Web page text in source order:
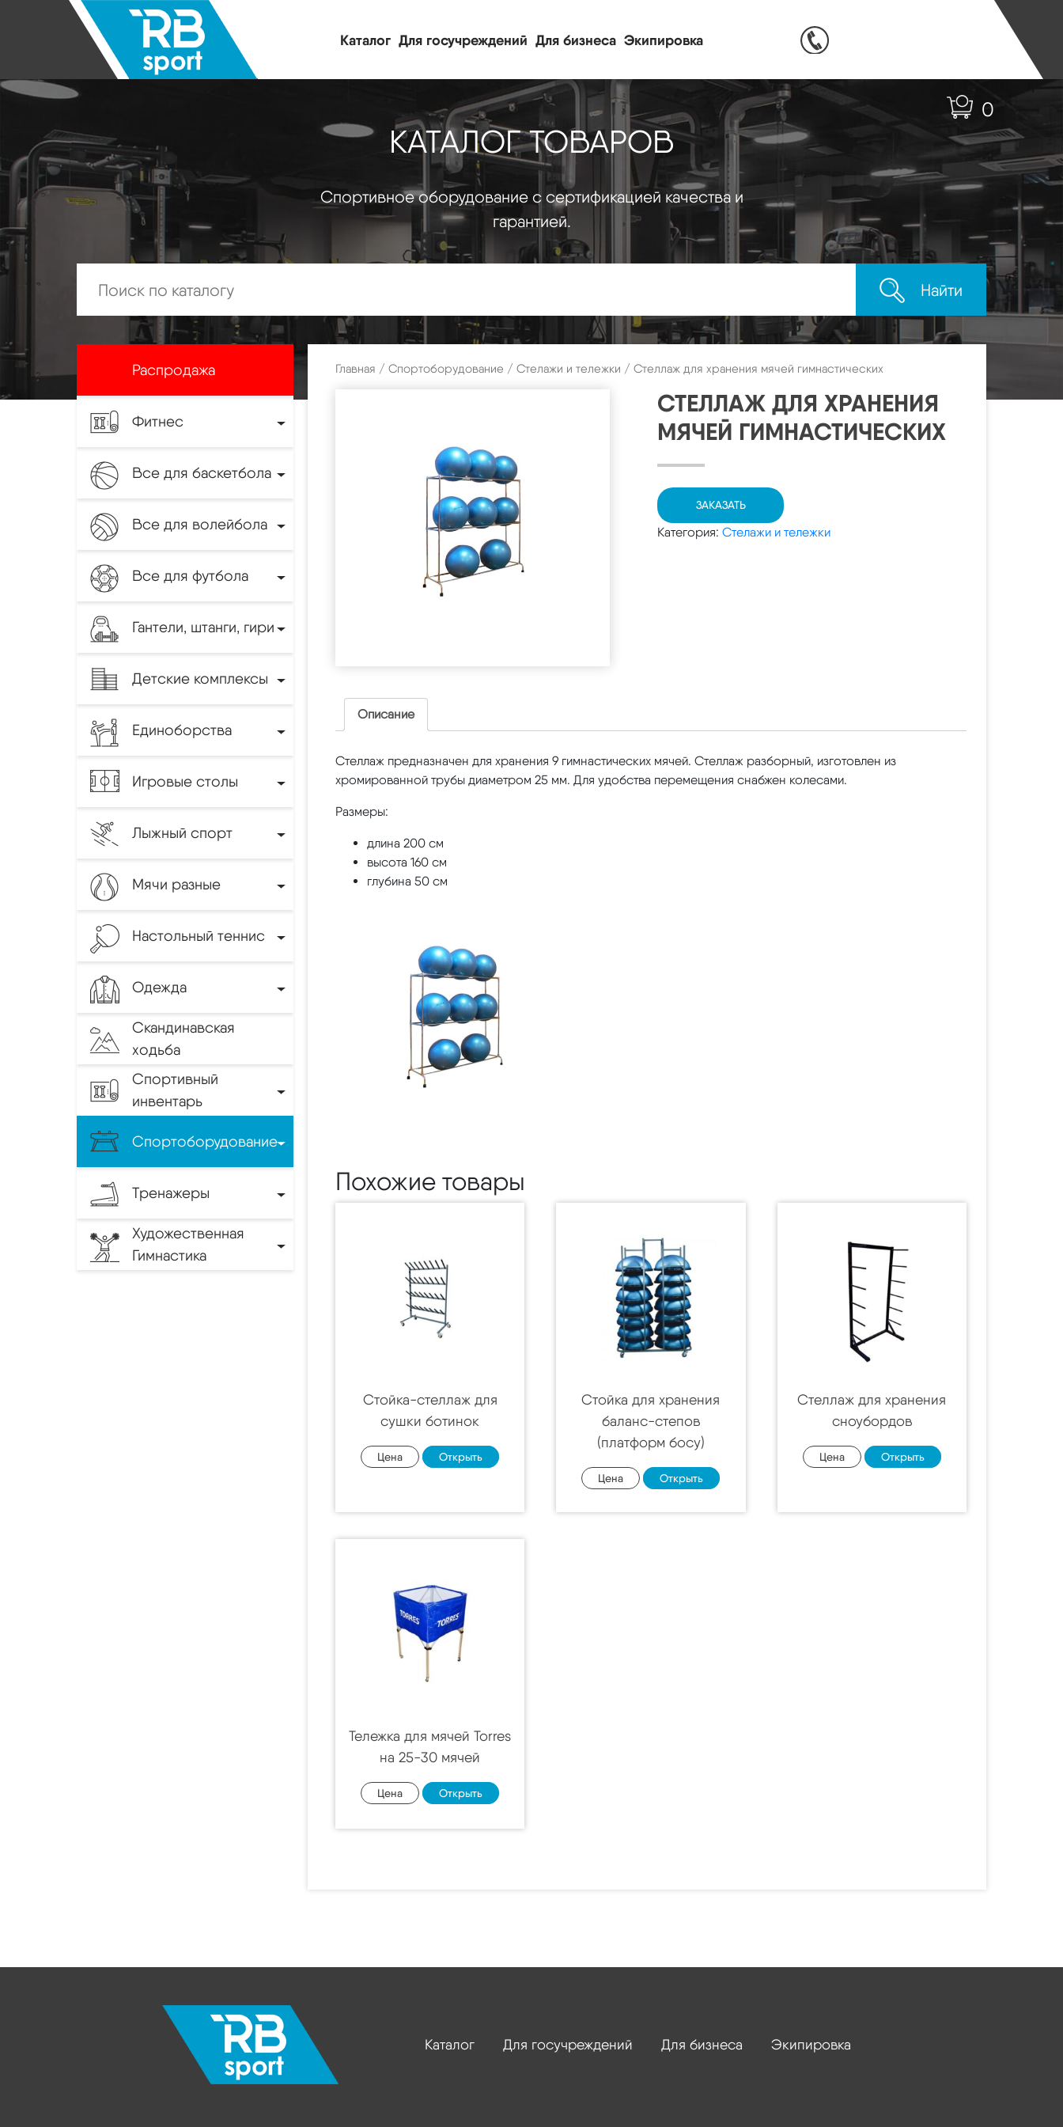
Каталог Для госучреждений Для бизнеса Экипировка
0
КАТАЛОГ ТОВАРОВ
Спортивное оборудование с сертификацией качества и
гарантией.
Найти
Распродажа
Фитнес
Все для баскетбола
Все для волейбола
Все для футбола
Гантели, штанги, гири
Детские комплексы
Единоборства
Игровые столы
Лыжный спорт
Мячи разные
Настольный теннис
Одежда
Скандинавская
ходьба
Спортивный
инвентарь
Спортоборудование
Тренажеры
Художественная
Гимнастика
Главная / Спортоборудование / Стелажи и тележки / Стеллаж для хранения мячей гимнастических
СТЕЛЛАЖ ДЛЯ ХРАНЕНИЯ
МЯЧЕЙ ГИМНАСТИЧЕСКИХ
ЗАКАЗАТЬ
Категория: Стелажи и тележки
Описание
Стеллаж предназначен для хранения 9 гимнастических мячей. Стеллаж разборный, изготовлен из
хромированной трубы диаметром 25 мм. Для удобства перемещения снабжен колесами.
Размеры:
длина 200 см
высота 160 см
глубина 50 см
Похожие товары
Стойка-стеллаж для
сушки ботинок
Цена Открыть
Стойка для хранения
баланс-степов
(платформ босу)
Цена Открыть
Стеллаж для хранения
сноубордов
Цена Открыть
Тележка для мячей Torres
на 25-30 мячей
Цена Открыть
Каталог Для госучреждений Для бизнеса Экипировка